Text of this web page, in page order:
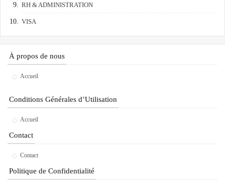
RH & ADMINISTRATION
VISA
À propos de nous
Accueil
Conditions Générales d’Utilisation
Accueil
Contact
Contact
Politique de Confidentialité